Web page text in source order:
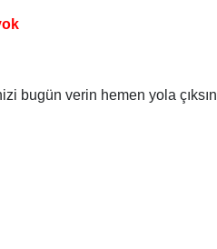
bugün verin hemen yola çıksın